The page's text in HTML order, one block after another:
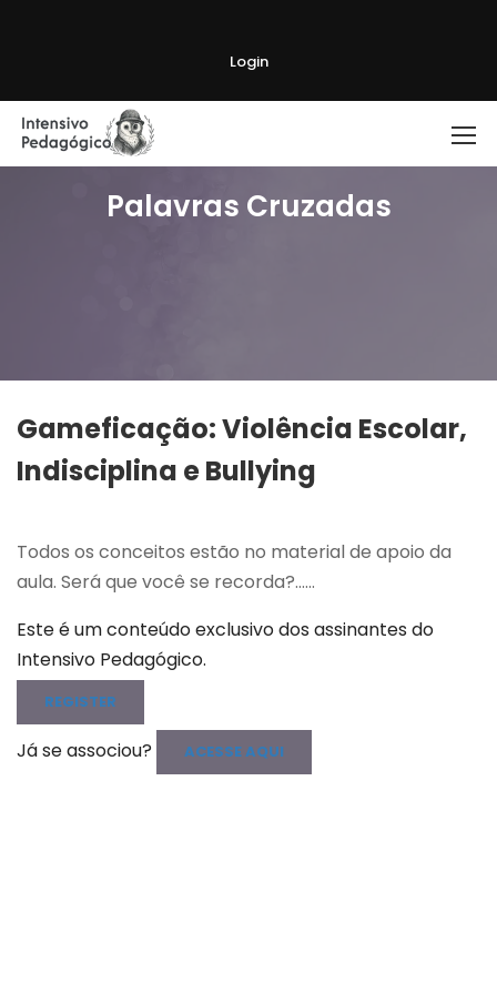
Login
Palavras Cruzadas
Gameficação: Violência Escolar,
Indisciplina e Bullying
Todos os conceitos estão no material de apoio da
aula. Será que você se recorda?…...
Este é um conteúdo exclusivo dos assinantes do
Intensivo Pedagógico.
REGISTER
Já se associou? ACESSE AQUI